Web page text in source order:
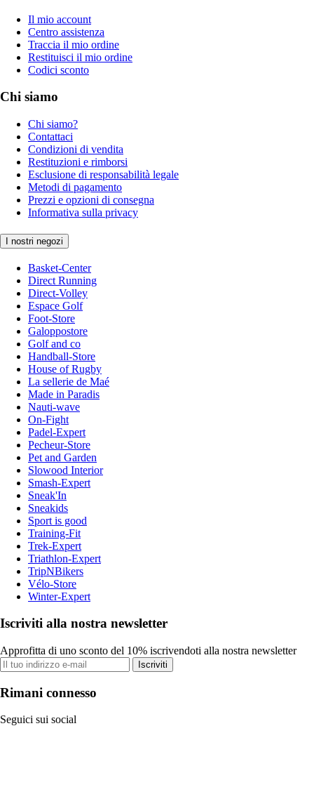
Il mio account
Centro assistenza
Traccia il mio ordine
Restituisci il mio ordine
Codici sconto
Chi siamo
Chi siamo?
Contattaci
Condizioni di vendita
Restituzioni e rimborsi
Esclusione di responsabilità legale
Metodi di pagamento
Prezzi e opzioni di consegna
Informativa sulla privacy
I nostri negozi
Basket-Center
Direct Running
Direct-Volley
Espace Golf
Foot-Store
Galoppostore
Golf and co
Handball-Store
House of Rugby
La sellerie de Maé
Made in Paradis
Nauti-wave
On-Fight
Padel-Expert
Pecheur-Store
Pet and Garden
Slowood Interior
Smash-Expert
Sneak'In
Sneakids
Sport is good
Training-Fit
Trek-Expert
Triathlon-Expert
TripNBikers
Vélo-Store
Winter-Expert
Iscriviti alla nostra newsletter
Approfitta di uno sconto del 10% iscrivendoti alla nostra newsletter
Iscriviti
Rimani connesso
Seguici sui social